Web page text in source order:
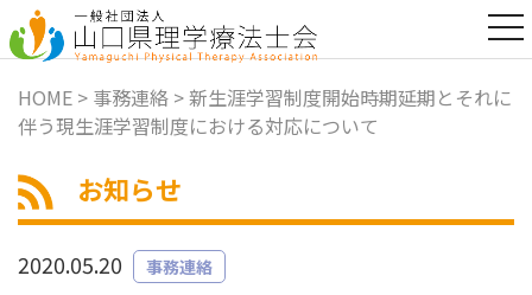
HOME > 事務連絡 > 新生涯学習制度開始時期延期とそれに
伴う現生涯学習制度における対応について
お知らせ
2020.05.20 事務連絡
t
o
g
g
l
i